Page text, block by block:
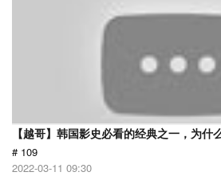
【越哥】韩国影史必看的经典之一，为什
# 109
2022-03-11 09:30